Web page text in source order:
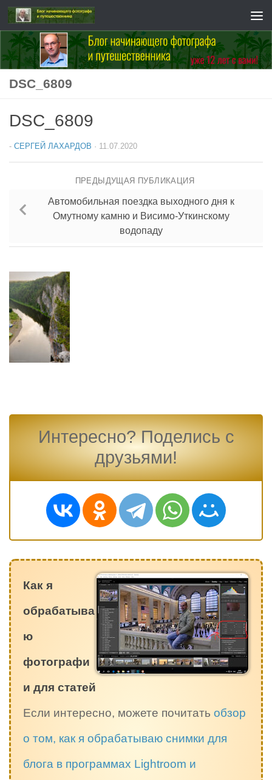
Перейти к содержимому
DSC_6809
DSC_6809
- СЕРГЕЙ ЛАХАРДОВ · 11.07.2020
ПРЕДЫДУЩАЯ ПУБЛИКАЦИЯ
Автомобильная поездка выходного дня к
Омутному камню и Висимо-Уткинскому
водопаду
Интересно? Поделись с
друзьями!
Как я
обрабатыва
ю
фотографи
и для статей
Если интересно, можете почитать обзор
о том, как я обрабатываю снимки для
блога в программах Lightroom и